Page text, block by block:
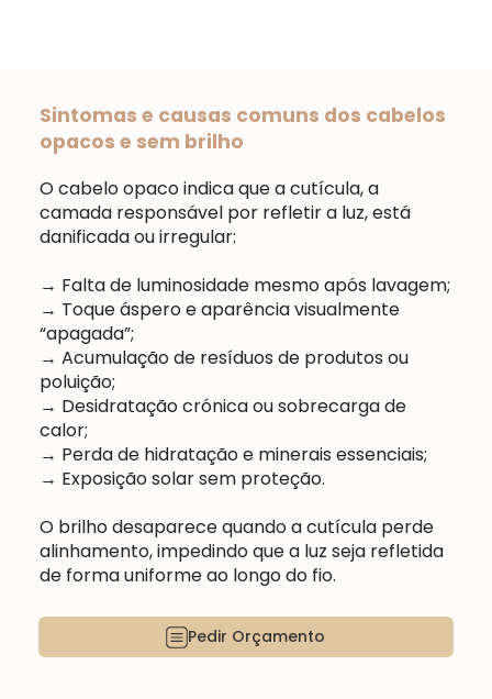
Sintomas e causas comuns dos cabelos
opacos e sem brilho
O cabelo opaco indica que a cutícula, a
camada responsável por refletir a luz, está
danificada ou irregular:
→ Falta de luminosidade mesmo após lavagem;
→ Toque áspero e aparência visualmente
“apagada”;
→ Acumulação de resíduos de produtos ou
poluição;
→ Desidratação crónica ou sobrecarga de
calor;
→ Perda de hidratação e minerais essenciais;
→ Exposição solar sem proteção.
O brilho desaparece quando a cutícula perde
alinhamento, impedindo que a luz seja refletida
de forma uniforme ao longo do fio.
Pedir Orçamento